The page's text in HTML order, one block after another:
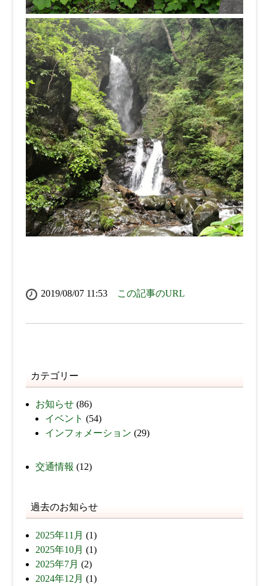
2019/08/07 11:53 この記事のURL
カテゴリー
お知らせ(86)
イベント (54)
インフォメーション (29)
交通情報 (12)
過去のお知らせ
2025年11月 (1)
2025年10月 (1)
2025年7月 (2)
2024年12月 (1)